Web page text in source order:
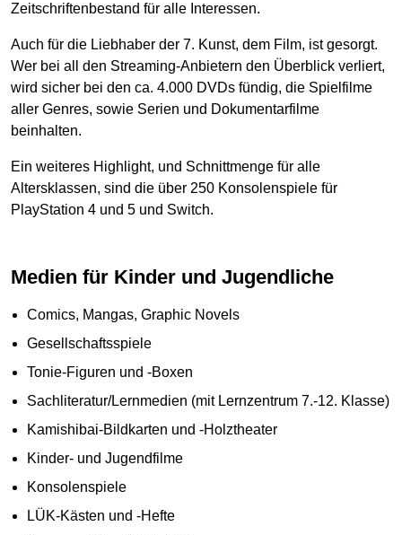
Zeitschriftenbestand für alle Interessen.
Auch für die Liebhaber der 7. Kunst, dem Film, ist gesorgt.
Wer bei all den Streaming-Anbietern den Überblick verliert,
wird sicher bei den ca. 4.000 DVDs fündig, die Spielfilme
aller Genres, sowie Serien und Dokumentarfilme
beinhalten.
Ein weiteres Highlight, und Schnittmenge für alle
Altersklassen, sind die über 250 Konsolenspiele für
PlayStation 4 und 5 und Switch.
Medien für Kinder und Jugendliche
Comics, Mangas, Graphic Novels
Gesellschaftsspiele
Tonie-Figuren und -Boxen
Sachliteratur/Lernmedien (mit Lernzentrum 7.-12. Klasse)
Kamishibai-Bildkarten und -Holztheater
Kinder- und Jugendfilme
Konsolenspiele
LÜK-Kästen und -Hefte